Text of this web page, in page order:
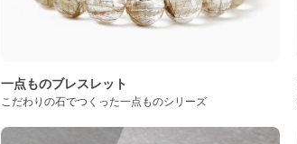
一点ものブレスレット
こだわりの石でつくった一点ものシリーズ